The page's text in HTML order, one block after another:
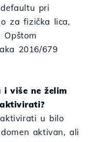
pri
za fizička lica,
2016/679
i više ne želim
u bilo
aktivan, ali